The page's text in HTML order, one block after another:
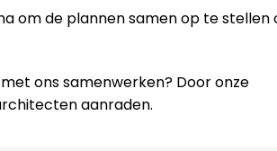
om de plannen samen op te stellen
ons samenwerken? Door onze
aanraden.